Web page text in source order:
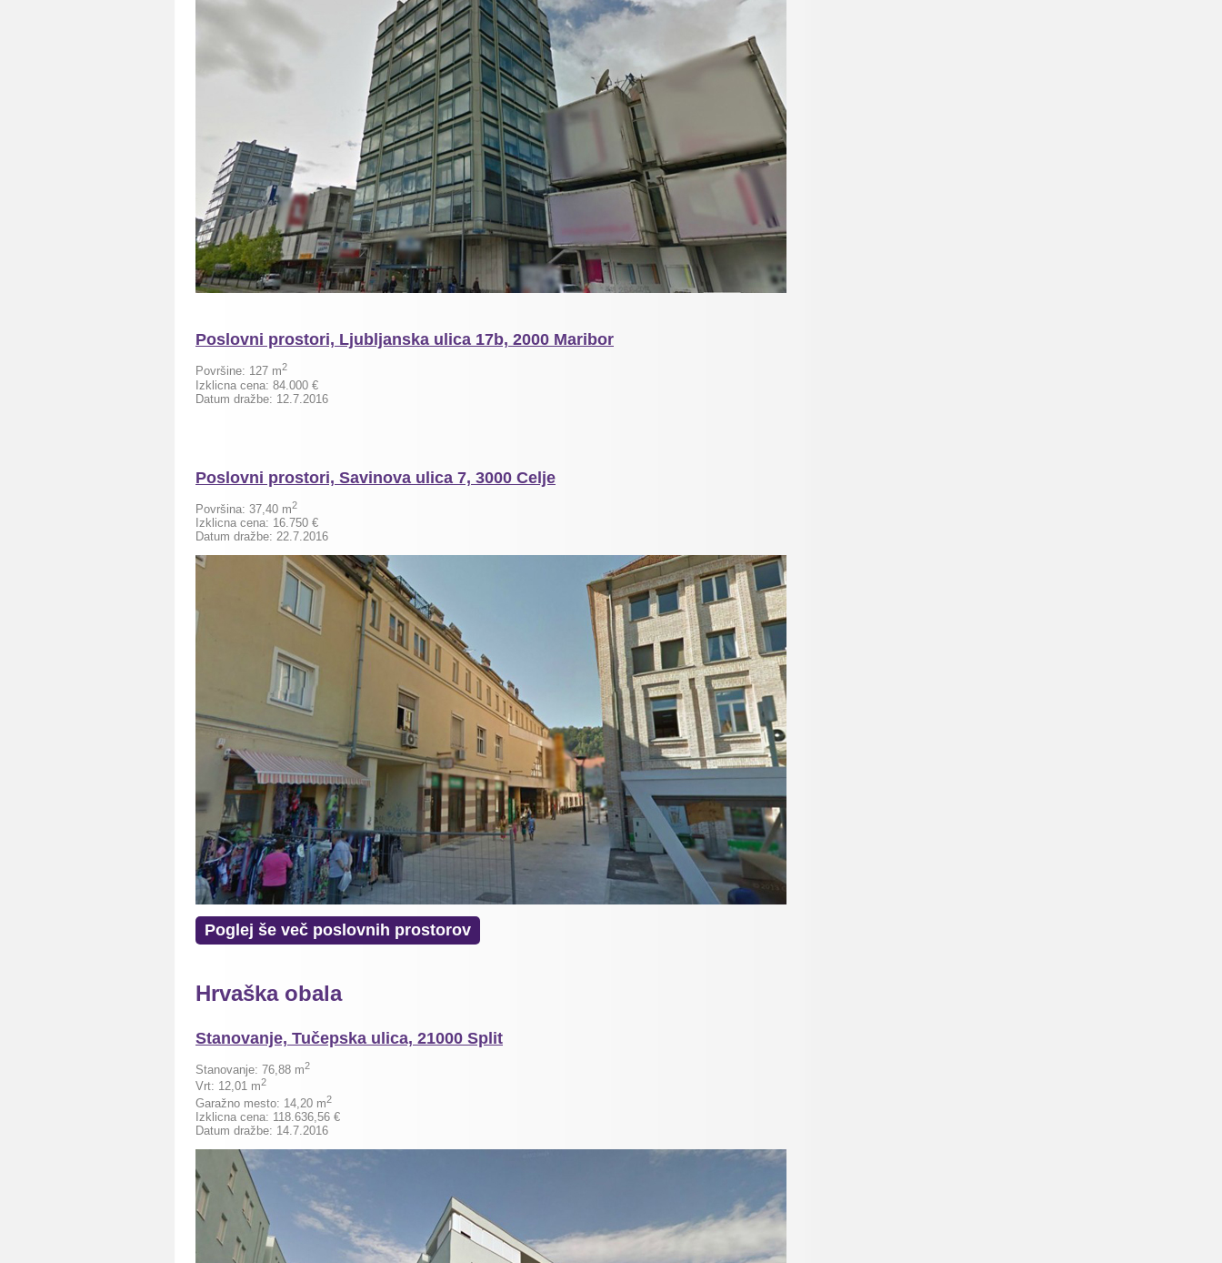
Poslovni prostori, Ljubljanska ulica 17b, 2000 Maribor
Površine: 127 m2
Izklicna cena: 84.000 €
Datum dražbe: 12.7.2016
Poslovni prostori, Savinova ulica 7, 3000 Celje
Površina: 37,40 m2
Izklicna cena: 16.750 €
Datum dražbe: 22.7.2016
Poglej še več poslovnih prostorov
Hrvaška obala
Stanovanje, Tučepska ulica, 21000 Split
Stanovanje: 76,88 m2
Vrt: 12,01 m2
Garažno mesto: 14,20 m2
Izklicna cena: 118.636,56 €
Datum dražbe: 14.7.2016